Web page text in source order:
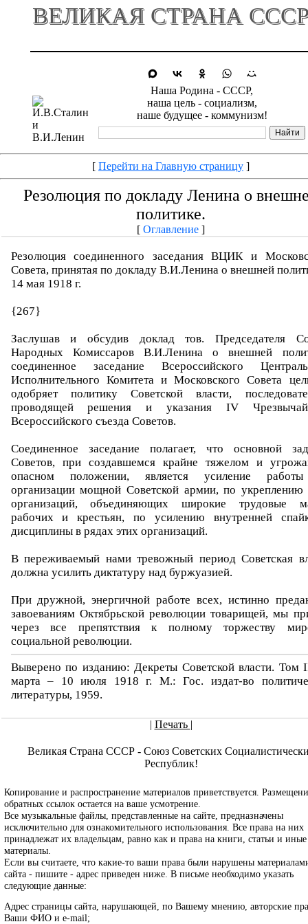
ВЕЛИКАЯ СТРАНА
Наша Родина - СССР,
наша цель - социализм,
наше будущее - коммунизм!
[ Перейти на Главную страницу ]
Резолюция по докладу Ленина о
политике.
[ Оглавление ]
Резолюция соединенного заседания ВЦИК и
Совета, принятая по докладу В.И.Ленина о внешней
14 мая 1918 г.
{267}
Заслушав и обсудив доклад тов. Председателя
Народных Комиссаров В.И.Ленина о внешней
соединенное заседание Всероссийского
Исполнительного Комитета и Московского Совета
одобряет политику Советской власти,
проводящей решения и указания IV
Всероссийского съезда Советов.
Соединенное заседание полагает, что основной
Советов, при создавшемся крайне тяжелом и
опасном положении, является усиление
организации мощной Советской армии, по укреплению
организаций, объединяющих широкие трудовые
рабочих и крестьян, по усилению внутренней
дисциплины в рядах этих организаций.
В переживаемый нами тревожный период Советская
должна усилить диктатуру над буржуазией.
При дружной, энергичной работе всех, истинно
завоеваниям Октябрьской революции товарищей, мы
через все препятствия к полному торжеству
социальной революции.
Выверено по изданию: Декреты Советской власти. Том
марта – 10 июля 1918 г. М.: Гос. издат-во
литературы, 1959.
| Печать |
Великая Страна СССР - Союз Советских
Республик!
Копирование и распространение материалов приветствуется.
обратных ссылок остается на ваше усмотрение.
Все музыкальные файлы, представленные на сайте, предназначены
исключительно для ознакомительного использования. Все права на них
принадлежат их владельцам, равно как и права на книги, статьи и иные
материалы.
Если вы считаете, что какие-то ваши права были нарушены
сайта - пишите - адрес приведен ниже. В письме необходимо указать
следующие данные:
Адрес страницы сайта, нарушающей, по Вашему мнению, авторские
Ваши ФИО и e-mail;